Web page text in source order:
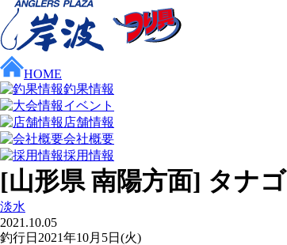
HOME
釣果情報
イベント
店舗情報
会社概要
採用情報
[山形県 南陽方面] タナゴ
淡水
2021.10.05
釣行日 2021年10月5日(火)